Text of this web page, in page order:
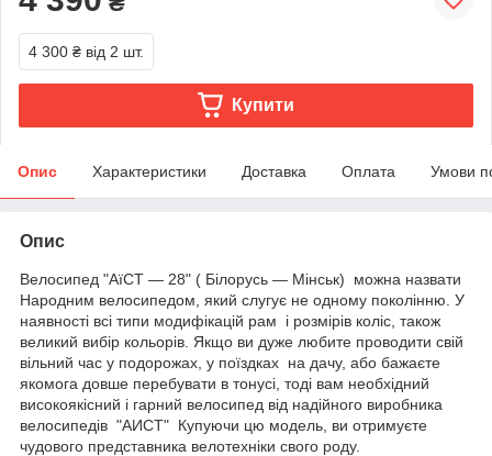
4 300 ₴ від 2 шт.
Купити
Опис Характеристики Доставка Оплата Умови
Опис
Велосипед "АїСТ — 28" ( Білорусь — Мінськ) можна назвати
Народним велосипедом, який слугує не одному поколінню. У
наявності всі типи модифікацій рам і розмірів коліс, також
великий вибір кольорів. Якщо ви дуже любите проводити свій
вільний час у подорожах, у поїздках на дачу, або бажаєте
якомога довше перебувати в тонусі, тоді вам необхідний
високоякісний і гарний велосипед від надійного виробника
велосипедів "АИСТ" Купуючи цю модель, ви отримуєте
чудового представника велотехніки свого роду.